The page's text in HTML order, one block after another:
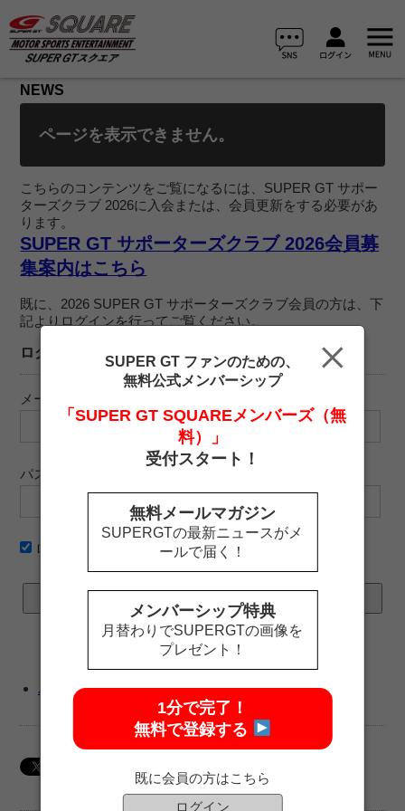
NEWS
ページを表示できません。
こちらのコンテンツをご覧になるには、SUPER GT サポー
ターズクラブ 2026に入会または、会員更新をする必要があ
ります。
SUPER GT サポーターズクラブ 2026会員募
集案内はこちら
既に、2026 SUPER GT サポーターズクラブ会員の方は、下
記よりログインを行ってご覧ください。
ログイン
メールアドレス
パスワード
ログイン情報を記憶
パスワードをお忘れですか ?
SUPER GT ファンのための、
無料公式メンバーシップ
「SUPER GT SQUAREメンバーズ（無
料）」
受付スタート！
無料メールマガジン
SUPERGTの最新ニュースがメ
ールで届く！
メンバーシップ特典
月替わりでSUPERGTの画像を
プレゼント！
1分で完了！
無料で登録する
既に会員の方はこちら
ログイン